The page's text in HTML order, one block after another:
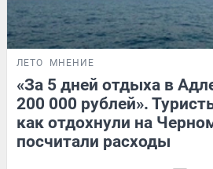
ЛЕТО МНЕНИЕ
«За 5 дней отдыха в
200 000 рублей».
как отдохнули на
посчитали расходы